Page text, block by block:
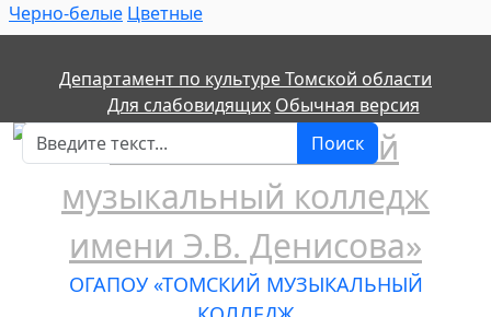
Черно-белые Цветные
Департамент по культуре Томской области
Для слабовидящих Обычная версия
Поиск
Поиск
ОГАПОУ «ТОМСКИЙ МУЗЫКАЛЬНЫЙ